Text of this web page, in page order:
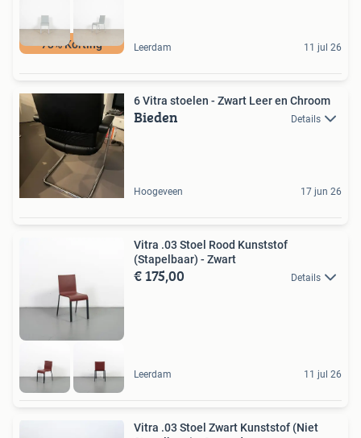
73% Korting Leerdam 11 jul 26
6 Vitra stoelen - Zwart Leer en Chroom
Bieden Details
Hoogeveen 17 jun 26
Vitra .03 Stoel Rood Kunststof
(Stapelbaar) - Zwart
€ 175,00 Details
Leerdam 11 jul 26
Vitra .03 Stoel Zwart Kunststof (Niet